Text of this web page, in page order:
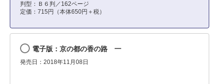
判型：Ｂ６判／162ページ
定価：715円（本体650円＋税）
電子版：京の都の香の路 一
発売日：2018年11月08日